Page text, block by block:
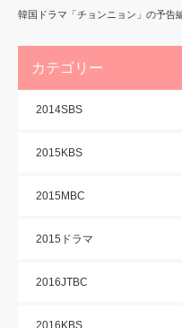
韓国ドラマ「チョンニョン」の予
カテゴリー
2014SBS
2015KBS
2015MBC
2015ドラマ
2016JTBC
2016KBS